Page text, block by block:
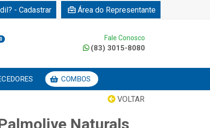
- Cadastrar Área do Representante
0 Fale Conosco
(83) 3015-8080
COMBOS
VOLTAR
Naturals